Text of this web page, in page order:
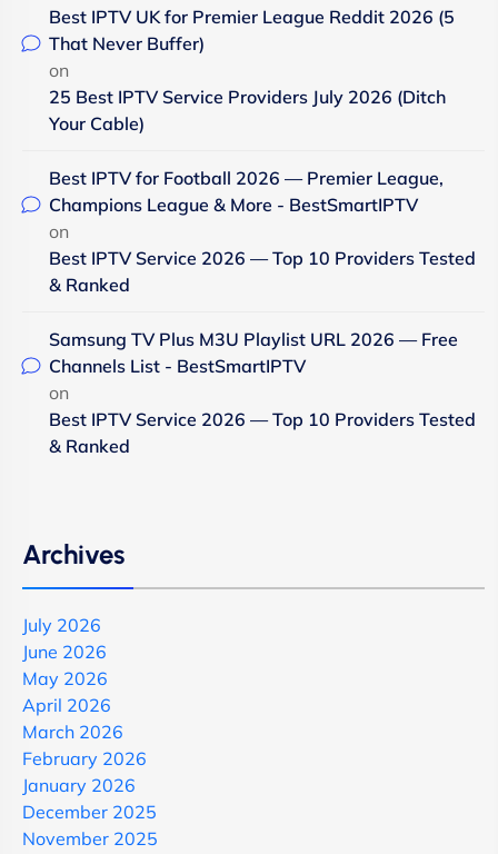
Best IPTV UK for Premier League Reddit 2026 (5
That Never Buffer)
on
25 Best IPTV Service Providers July 2026 (Ditch
Your Cable)
Best IPTV for Football 2026 — Premier League,
Champions League & More - BestSmartIPTV
on
Best IPTV Service 2026 — Top 10 Providers Tested
& Ranked
Samsung TV Plus M3U Playlist URL 2026 — Free
Channels List - BestSmartIPTV
on
Best IPTV Service 2026 — Top 10 Providers Tested
& Ranked
Archives
July 2026
June 2026
May 2026
April 2026
March 2026
February 2026
January 2026
December 2025
November 2025